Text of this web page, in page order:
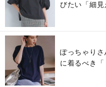
びたい「細
ぽっちゃり
に着るべき